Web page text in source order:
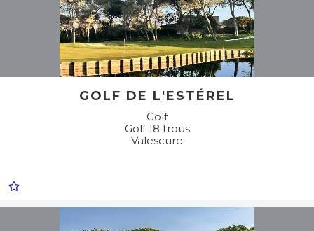
GOLF DE L'ESTÉREL
Golf
Golf 18 trous
Valescure